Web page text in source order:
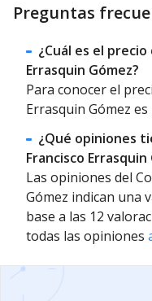
Preguntas
¿Cuál es el
Errasquin Gómez?
Para conocer el
Errasquin Gómez
¿Qué opiniones
Francisco Errasquin
Las opiniones del
Gómez indican una
base a las 12
todas las opiniones